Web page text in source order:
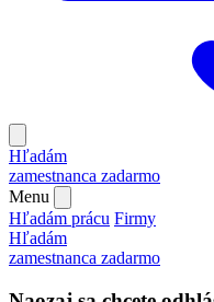
Hľadám
zamestnanca zadarmo
Menu
Hľadám prácu Firmy
Hľadám
zamestnanca zadarmo